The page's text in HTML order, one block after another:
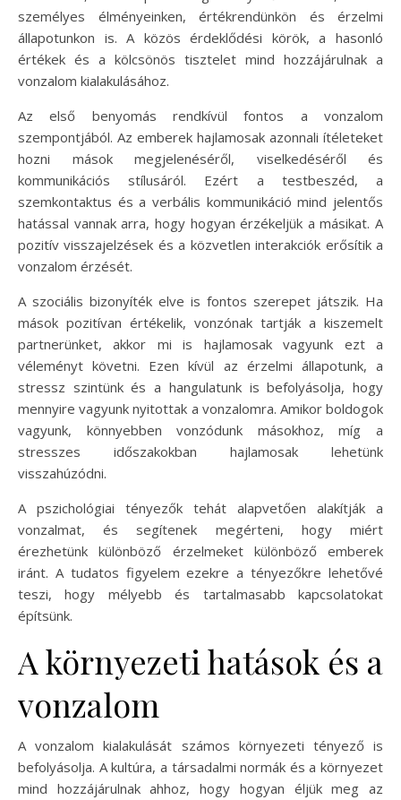
személyes élményeinken, értékrendünkön és érzelmi
állapotunkon is. A közös érdeklődési körök, a hasonló
értékek és a kölcsönös tisztelet mind hozzájárulnak a
vonzalom kialakulásához.
Az első benyomás rendkívül fontos a vonzalom
szempontjából. Az emberek hajlamosak azonnali ítéleteket
hozni mások megjelenéséről, viselkedéséről és
kommunikációs stílusáról. Ezért a testbeszéd, a
szemkontaktus és a verbális kommunikáció mind jelentős
hatással vannak arra, hogy hogyan érzékeljük a másikat. A
pozitív visszajelzések és a közvetlen interakciók erősítik a
vonzalom érzését.
A szociális bizonyíték elve is fontos szerepet játszik. Ha
mások pozitívan értékelik, vonzónak tartják a kiszemelt
partnerünket, akkor mi is hajlamosak vagyunk ezt a
véleményt követni. Ezen kívül az érzelmi állapotunk, a
stressz szintünk és a hangulatunk is befolyásolja, hogy
mennyire vagyunk nyitottak a vonzalomra. Amikor boldogok
vagyunk, könnyebben vonzódunk másokhoz, míg a
stresszes időszakokban hajlamosak lehetünk
visszahúzódni.
A pszichológiai tényezők tehát alapvetően alakítják a
vonzalmat, és segítenek megérteni, hogy miért
érezhetünk különböző érzelmeket különböző emberek
iránt. A tudatos figyelem ezekre a tényezőkre lehetővé
teszi, hogy mélyebb és tartalmasabb kapcsolatokat
építsünk.
A környezeti hatások és a
vonzalom
A vonzalom kialakulását számos környezeti tényező is
befolyásolja. A kultúra, a társadalmi normák és a környezet
mind hozzájárulnak ahhoz, hogy hogyan éljük meg az